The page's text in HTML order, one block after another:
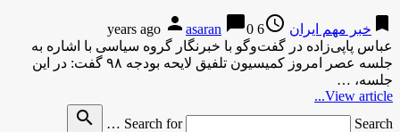
bookmark خبر مهم ایران access_time
6 years ago
person asaran chat_bubble0
عباس پاپی‌زاده در گفت‌وگو با خبرنگار گروه سیاسی با اشاره به
جلسه عصر امروز کمیسیون تلفیق لایحه بودجه ۹۸ گفت: در این
جلسه، …
View article...
Search for
Search …
search